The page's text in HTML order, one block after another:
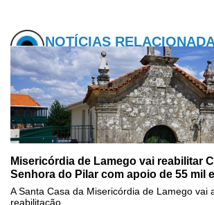
NOTÍCIAS
Misericórdia de Lamego vai reabilitar
Senhora do Pilar com apoio de 55 mil
A Santa Casa da Misericórdia de Lamego vai
reabilitação...